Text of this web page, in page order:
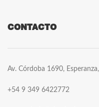
CONTACTO
Av. Córdoba 1690,
+54 9 349 6422772